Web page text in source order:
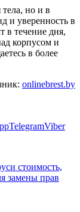
тела, но и в
и уверенность в
в течение дня,
корпусом и
в более
onlinebrest.by
TelegramViber
стоимость,
замены прав